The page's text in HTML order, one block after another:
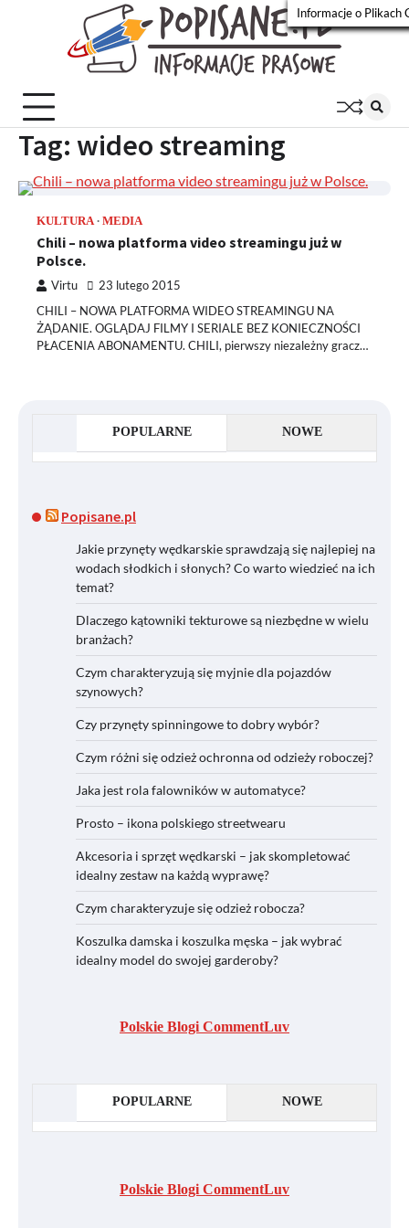
Tag: wideo streaming
KULTURA MEDIA
Chili – nowa platforma video streamingu już w
Polsce.
Virtu 23 lutego 2015
CHILI – NOWA PLATFORMA WIDEO STREAMINGU NA
ŻĄDANIE. OGLĄDAJ FILMY I SERIALE BEZ KONIECZNOŚCI
PŁACENIA ABONAMENTU. CHILI, pierwszy niezależny gracz…
POPULARNE NOWE
Popisane.pl
Jakie przynęty wędkarskie sprawdzają się najlepiej na
wodach słodkich i słonych? Co warto wiedzieć na ich
temat?
Dlaczego kątowniki tekturowe są niezbędne w wielu
branżach?
Czym charakteryzują się myjnie dla pojazdów
szynowych?
Czy przynęty spinningowe to dobry wybór?
Czym różni się odzież ochronna od odzieży roboczej?
Jaka jest rola falowników w automatyce?
Prosto – ikona polskiego streetwearu
Akcesoria i sprzęt wędkarski – jak skompletować
idealny zestaw na każdą wyprawę?
Czym charakteryzuje się odzież robocza?
Koszulka damska i koszulka męska – jak wybrać
idealny model do swojej garderoby?
Polskie Blogi CommentLuv
POPULARNE NOWE
Polskie Blogi CommentLuv
Informacje o Plikach